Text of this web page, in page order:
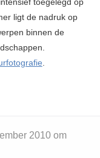
ligt de nadruk op
binnen de
2010 om